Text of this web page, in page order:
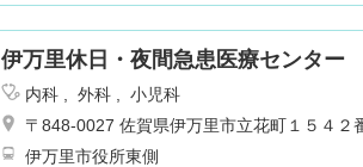
伊万里休日・夜間急患医療センター
内科 外科
小児科
〒848-0027 佐賀県伊万里市立花町１５４２
伊万里市役所東側